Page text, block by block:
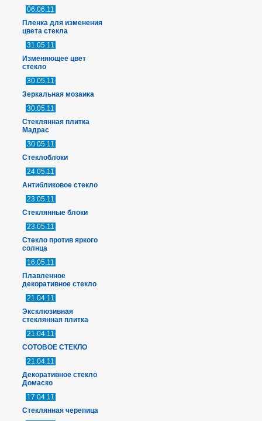
06.06.11
Пленка для изменения
цвета стекла
31.05.11
Изменяющее цвет
стекло
30.05.11
Зеркальная мозаика
30.05.11
Стеклянная плитка
Мадрас
30.05.11
Стеклоблоки
24.05.11
Антибликовое стекло
23.05.11
Стеклянные блоки
23.05.11
Стекло против яркого
солнца
16.05.11
Плавленное
декоративное стекло
21.04.11
Эксклюзивная
стеклянная плитка
21.04.11
СОТОВОЕ СТЕКЛО
21.04.11
Декоративное стекло
Домаско
17.04.11
Стеклянная черепица